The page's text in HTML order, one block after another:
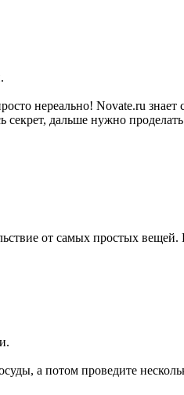
нереально! Novate.ru знает
дальше нужно
от самых простых
а потом проведите